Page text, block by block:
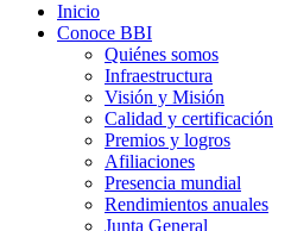
Inicio
Conoce BBI
Quiénes somos
Infraestructura
Visión y Misión
Calidad y certificación
Premios y logros
Afiliaciones
Presencia mundial
Rendimientos anuales
Junta General